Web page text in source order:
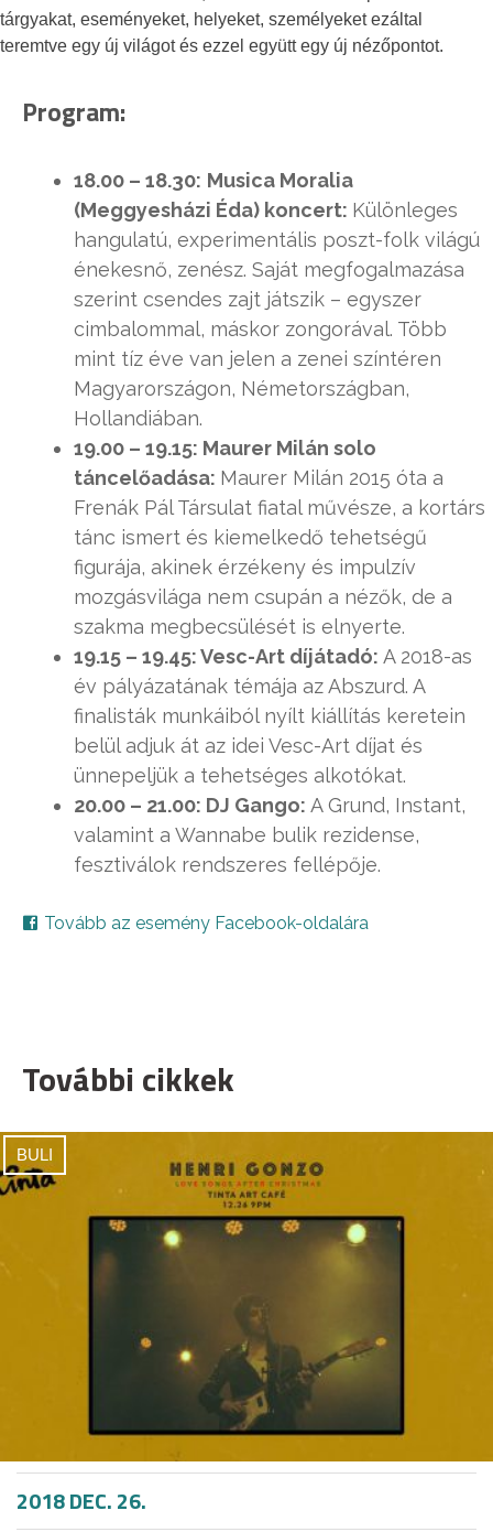
tárgyakat, eseményeket, helyeket, személyeket ezáltal
teremtve egy új világot és ezzel együtt egy új nézőpontot.
Program:
18.00 – 18.30: Musica Moralia
(Meggyesházi Éda) koncert: Különleges
hangulatú, experimentális poszt-folk világú
énekesnő, zenész. Saját megfogalmazása
szerint csendes zajt játszik – egyszer
cimbalommal, máskor zongorával. Több
mint tíz éve van jelen a zenei színtéren
Magyarországon, Németországban,
Hollandiában.
19.00 – 19.15: Maurer Milán solo
táncelőadása: Maurer Milán 2015 óta a
Frenák Pál Társulat fiatal művésze, a kortárs
tánc ismert és kiemelkedő tehetségű
figurája, akinek érzékeny és impulzív
mozgásvilága nem csupán a nézők, de a
szakma megbecsülését is elnyerte.
19.15 – 19.45: Vesc-Art díjátadó: A 2018-as
év pályázatának témája az Abszurd. A
finalisták munkáiból nyílt kiállítás keretein
belül adjuk át az idei Vesc-Art díjat és
ünnepeljük a tehetséges alkotókat.
20.00 – 21.00: DJ Gango: A Grund, Instant,
valamint a Wannabe bulik rezidense,
fesztiválok rendszeres fellépője.
Tovább az esemény Facebook-oldalára
További cikkek
BULI
2018 DEC. 26.